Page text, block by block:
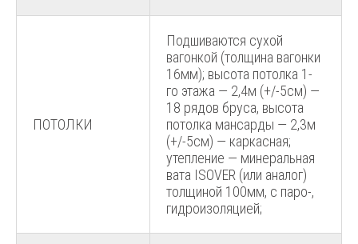
ПОТОЛКИ
Подшиваются сухой
вагонкой (толщина вагонки
16мм); высота потолка 1-
го этажа — 2,4м (+/-5см) —
18 рядов бруса, высота
потолка мансарды — 2,3м
(+/-5см) — каркасная;
утепление — минеральная
вата ISOVER (или аналог)
толщиной 100мм, с паро-,
гидроизоляцией;